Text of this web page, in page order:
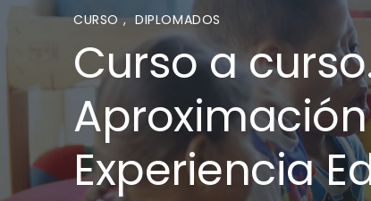
CURSO, DIPLOMADOS
Curso a
Experiencia